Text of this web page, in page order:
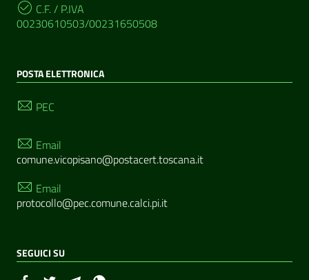
C.F. / P.IVA
00230610503/00231650508
POSTA ELETTRONICA
PEC
Email
comune.vicopisano@postacert.toscana.it
Email
protocollo@pec.comune.calci.pi.it
SEGUICI SU